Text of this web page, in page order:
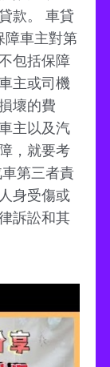
款。 車貸
障車主對第
包括保障
主或司機
壞的費
主以及汽
，就要考
第三者責
身受傷或
訴訟和其